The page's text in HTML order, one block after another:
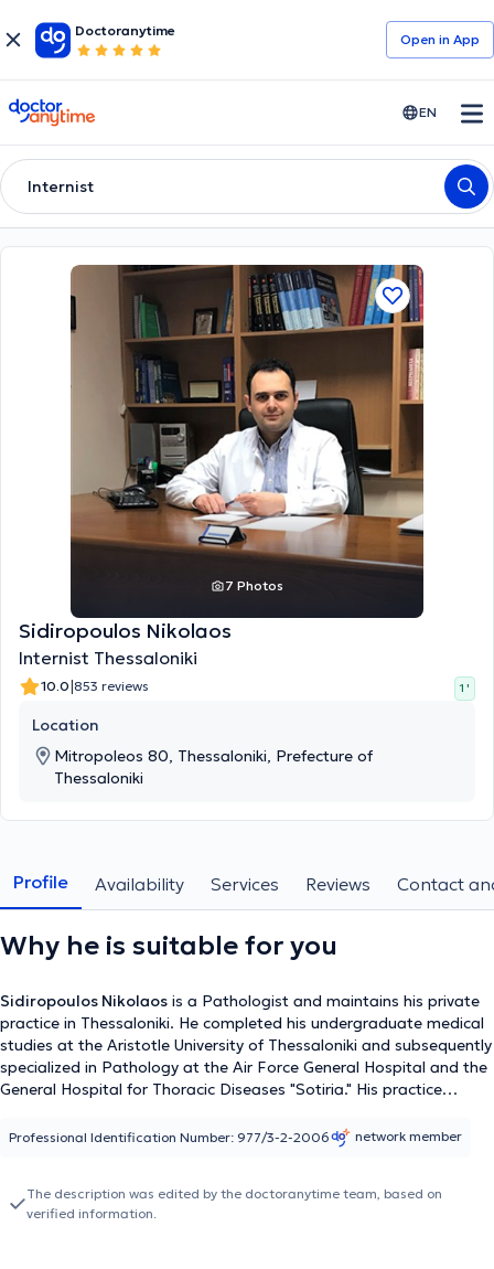
Doctoranytime
Open in Αpp
doctoranytime EN
Internist
7 Photos
Sidiropoulos Nikolaos
Internist Thessaloniki
10.0|853 reviews 1 '
Location
Mitropoleos 80, Thessaloniki, Prefecture of
Thessaloniki
Profile Availability Services Reviews Contact
Why he is suitable for you
Sidiropoulos Nikolaos is a Pathologist and maintains his private
practice in Thessaloniki. He completed his undergraduate medical
studies at the Aristotle University of Thessaloniki and subsequently
specialized in Pathology at the Air Force General Hospital and the
General Hospital for Thoracic Diseases "Sotiria." His practice
infections of the respiratory, gastrointestinal, and urinary systems.
Professional Identification Number: 977/3-2-2006 network member
The description was edited by the doctoranytime team, based on
verified information.